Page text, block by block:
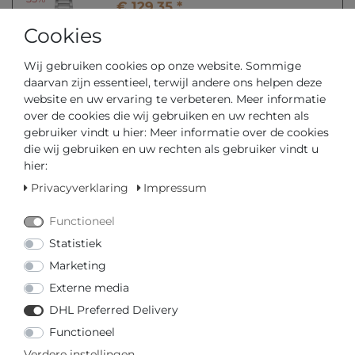
€ 129,35 *
-35%
€ 116,35 *
HUGO #EXIST 1530169 Heren
*incl. totaal Btw.
-30%
HUGO #INVENT 1530145 Heren
armbandhorloge
*incl. totaal Btw.
Cookies
Wij gebruiken cookies op onze website. Sommige
daarvan zijn essentieel, terwijl andere ons helpen deze
website en uw ervaring te verbeteren. Meer informatie
over de cookies die wij gebruiken en uw rechten als
gebruiker vindt u hier: Meer informatie over de cookies
die wij gebruiken en uw rechten als gebruiker vindt u
hier:
Privacyverklaring
Impressum
Functioneel
Statistiek
Marketing
Externe media
DHL Preferred Delivery
Functioneel